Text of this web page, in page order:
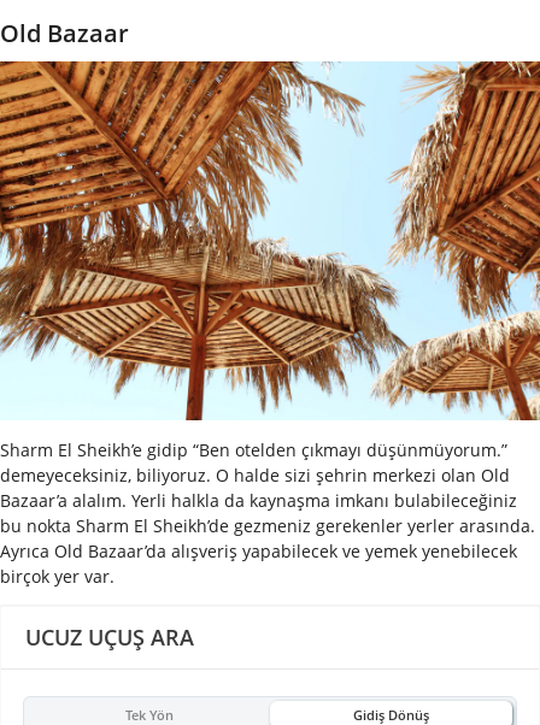
UCUZ UÇUŞ ARA
Tek Yön Gidiş Dönüş
Old Bazaar
Sharm El Sheikh’e gidip “Ben otelden çıkmayı düşünmüyorum.”
demeyeceksiniz, biliyoruz. O halde sizi şehrin merkezi olan Old
Bazaar’a alalım. Yerli halkla da kaynaşma imkanı bulabileceğiniz
bu nokta Sharm El Sheikh’de gezmeniz gerekenler yerler arasında.
Ayrıca Old Bazaar’da alışveriş yapabilecek ve yemek yenebilecek
birçok yer var.